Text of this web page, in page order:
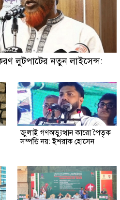
লুটপাটের নতুন লাইসেন্স:
জুলাই গণঅভ্যুত্থান কারো পৈতৃক
সম্পত্তি নয়: ইশরাক হোসেন